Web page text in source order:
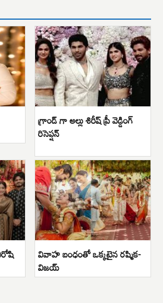
గ్రాండ్ గా అల్లు శిరీష్ ప్రీ వెడ్డింగ్
రిసెప్షన్
వివాహ బంధంతో ఒక్కటైన రష్మిక-
విజయ్